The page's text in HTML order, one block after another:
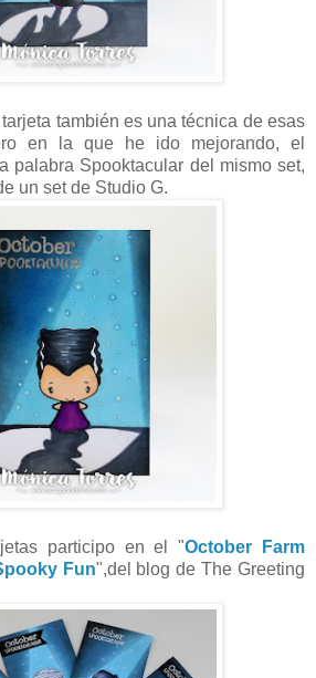
también es una técnica de esas
en la que he ido mejorando, el
palabra Spooktacular del mismo set,
un set de Studio G.
participo en el "October Farm
Fun",del blog de The Greeting